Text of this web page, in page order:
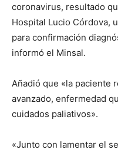
coronavirus, resultado
Hospital Lucio Córdova,
para confirmación
informó el Minsal.
Añadió que «la paciente
avanzado, enfermedad
cuidados paliativos».
«Junto con lamentar el